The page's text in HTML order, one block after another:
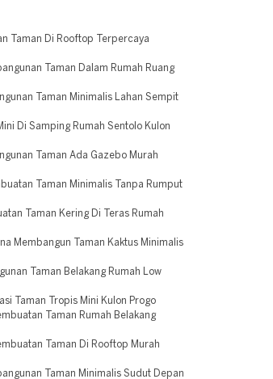
Taman Di Rooftop Terpercaya
Taman Dalam Rumah Ruang
Taman Minimalis Lahan Sempit
Di Samping Rumah Sentolo Kulon
Taman Ada Gazebo Murah
Taman Minimalis Tanpa Rumput
Taman Kering Di Teras Rumah
Membangun Taman Kaktus Minimalis
Taman Belakang Rumah Low
Taman Tropis Mini Kulon Progo
Taman Rumah Belakang
Taman Di Rooftop Murah
Taman Minimalis Sudut Depan